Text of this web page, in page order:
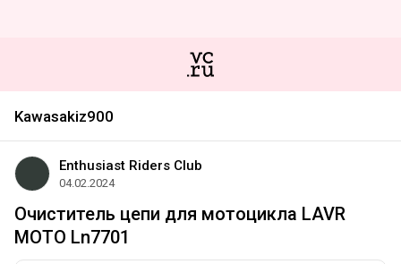
Kawasakiz900
Enthusiast Riders Club
04.02.2024
Очиститель цепи для мотоцикла LAVR
МОТО Ln7701